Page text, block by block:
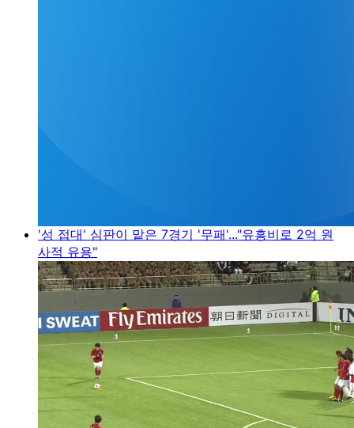
'성 접대' 심판이 맡은 7경기 '무패'..."유흥비로 2억 원
사적 유용"